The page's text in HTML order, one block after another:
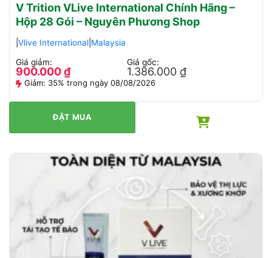
V Trition VLive International Chính Hãng –
Hộp 28 Gói – Nguyên Phương Shop
Vlive International Malaysia
Giá giảm:
900.000₫
Giá gốc:
1.386.000 ₫
Giảm: 35% trong ngày 08/08/2026
ĐẶT MUA